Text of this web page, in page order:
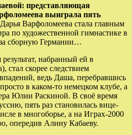
представляющая
выиграла пять
Дарья Варфоломеева стала главным
по художественной гимнастике в
сборную Германии…
набранный ей в
стал скорее следствием
ведь Даша, перебравшись
в каком-то немецком клубе, а
Юлии Раскиной. В своё время
пять раз становилась вице-
в многоборье, а на Играх-2000
опередив Алину Кабаеву.